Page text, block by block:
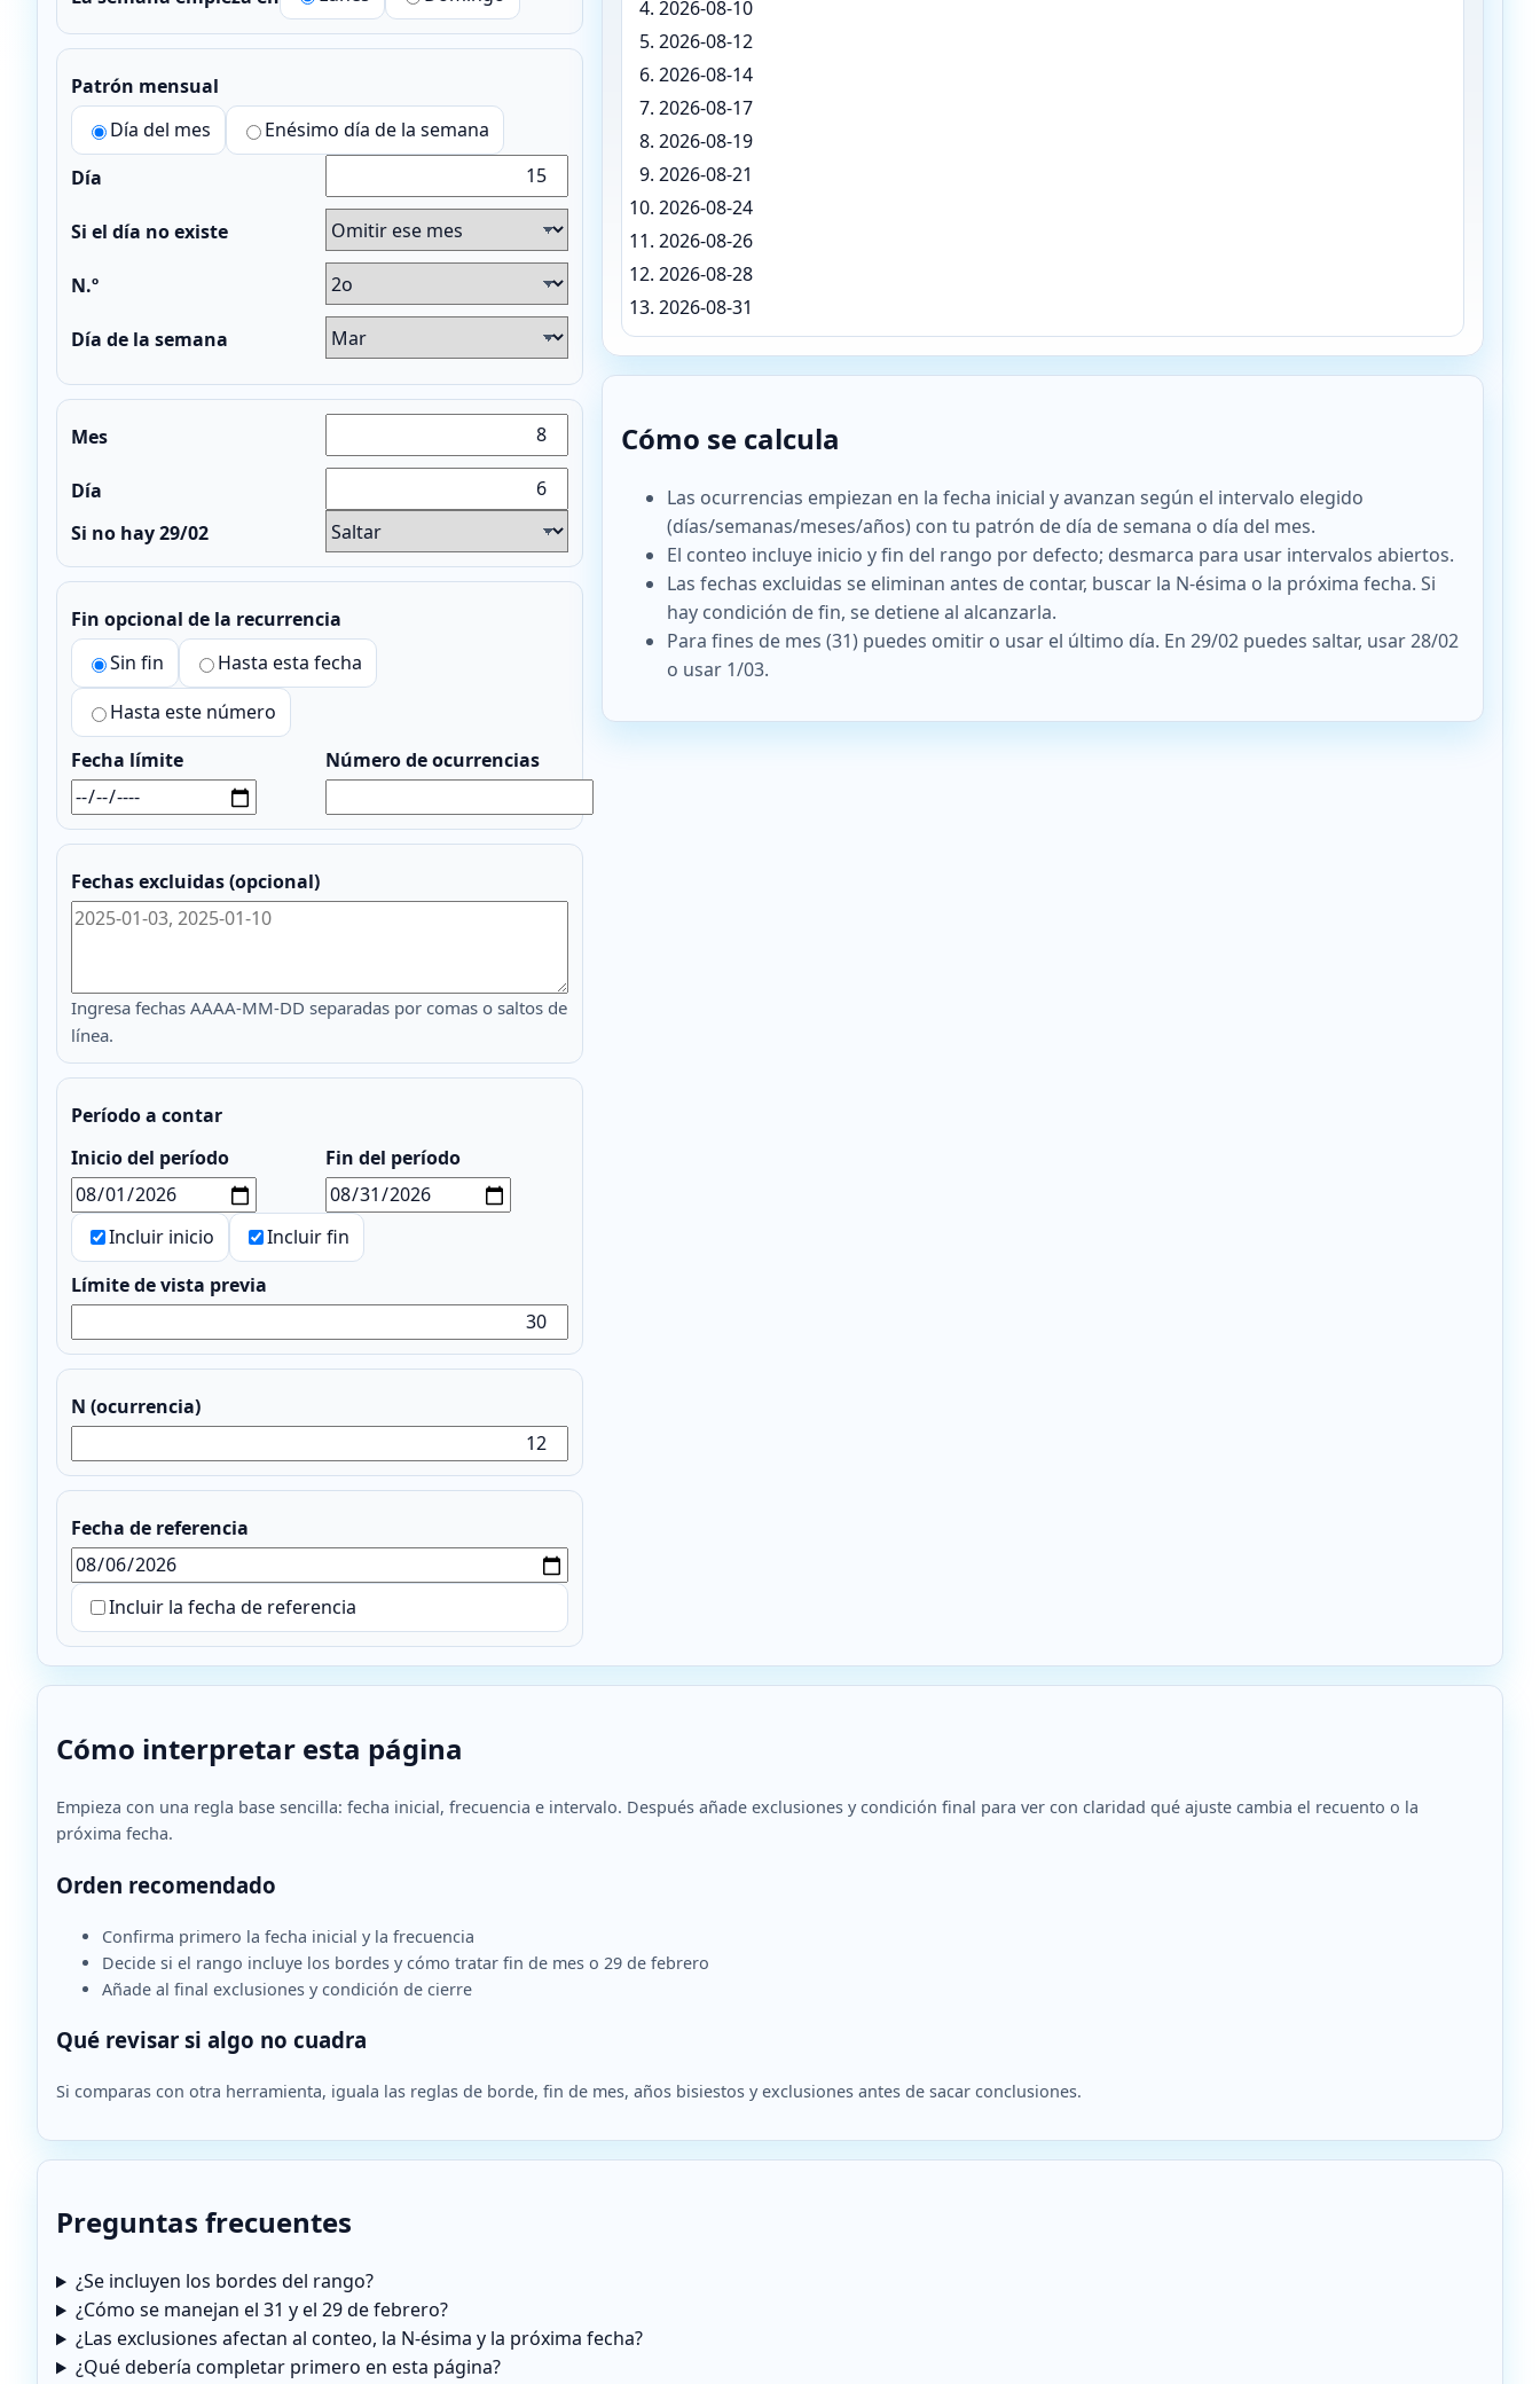
Patrón mensual
Día del mes
Enésimo día de la semana
Día
Si el día no existe
N.º
Día de la semana
Mes
Día
Si no hay 29/02
Fin opcional de la recurrencia
Sin fin
Hasta esta fecha
Hasta este número
Fecha límite
Número de ocurrencias
Fechas excluidas (opcional)
Ingresa fechas AAAA-MM-DD separadas por comas o saltos de
línea.
Período a contar
Inicio del período
Fin del período
Incluir inicio
Incluir fin
Límite de vista previa
N (ocurrencia)
Fecha de referencia
Incluir la fecha de referencia
2026-08-10
2026-08-12
2026-08-14
2026-08-17
2026-08-19
2026-08-21
2026-08-24
2026-08-26
2026-08-28
2026-08-31
2026-08-03 2026-08-05 2026-08-07 2026-08-10 2026-08-12 2026-08-14 2026-08-17 2026-08-19 2026-08-21
https://calcbe.com/es/calculators/date/recurrence-counter/?mode=count&start=2026-08-
Cómo se calcula
Las ocurrencias empiezan en la fecha inicial y avanzan según el intervalo elegido
(días/semanas/meses/años) con tu patrón de día de semana o día del mes.
El conteo incluye inicio y fin del rango por defecto; desmarca para usar intervalos abiertos.
Las fechas excluidas se eliminan antes de contar, buscar la N-ésima o la próxima fecha. Si
hay condición de fin, se detiene al alcanzarla.
Para fines de mes (31) puedes omitir o usar el último día. En 29/02 puedes saltar, usar 28/02
o usar 1/03.
Cómo interpretar esta página
Empieza con una regla base sencilla: fecha inicial, frecuencia e intervalo. Después añade exclusiones y condición final para ver con claridad qué ajuste cambia el recuento o la
próxima fecha.
Orden recomendado
Confirma primero la fecha inicial y la frecuencia
Decide si el rango incluye los bordes y cómo tratar fin de mes o 29 de febrero
Añade al final exclusiones y condición de cierre
Qué revisar si algo no cuadra
Si comparas con otra herramienta, iguala las reglas de borde, fin de mes, años bisiestos y exclusiones antes de sacar conclusiones.
Preguntas frecuentes
¿Se incluyen los bordes del rango?
¿Cómo se manejan el 31 y el 29 de febrero?
¿Las exclusiones afectan al conteo, la N-ésima y la próxima fecha?
¿Qué debería completar primero en esta página?